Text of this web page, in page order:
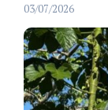
03/07/2026